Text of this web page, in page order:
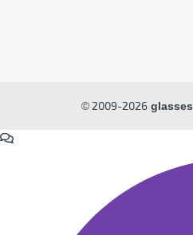
© 2009-2026